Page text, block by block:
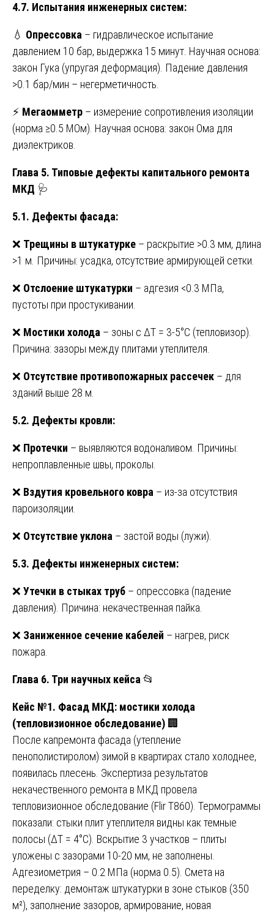
4.7. Испытания инженерных систем:
💧 Опрессовка – гидравлическое испытание
давлением 10 бар, выдержка 15 минут. Научная основа:
закон Гука (упругая деформация). Падение давления
>0.1 бар/мин – негерметичность.
⚡ Мегаомметр – измерение сопротивления изоляции
(норма ≥0.5 МОм). Научная основа: закон Ома для
диэлектриков.
Глава 5. Типовые дефекты капитального ремонта
МКД 🩺
5.1. Дефекты фасада:
❌ Трещины в штукатурке – раскрытие >0.3 мм, длина
>1 м. Причины: усадка, отсутствие армирующей сетки.
❌ Отслоение штукатурки – адгезия <0.3 МПа,
пустоты при простукивании.
❌ Мостики холода – зоны с ΔT = 3-5°C (тепловизор).
Причина: зазоры между плитами утеплителя.
❌ Отсутствие противопожарных рассечек – для
зданий выше 28 м.
5.2. Дефекты кровли:
❌ Протечки – выявляются водоналивом. Причины:
непроплавленные швы, проколы.
❌ Вздутия кровельного ковра – из-за отсутствия
пароизоляции.
❌ Отсутствие уклона – застой воды (лужи).
5.3. Дефекты инженерных систем:
❌ Утечки в стыках труб – опрессовка (падение
давления). Причина: некачественная пайка.
❌ Заниженное сечение кабелей – нагрев, риск
пожара.
Глава 6. Три научных кейса 📂
Кейс №1. Фасад МКД: мостики холода
(тепловизионное обследование) 🏢
После капремонта фасада (утепление
пенополистиролом) зимой в квартирах стало холоднее,
появилась плесень. Экспертиза результатов
некачественного ремонта в МКД провела
тепловизионное обследование (Flir T860). Термограммы
показали: стыки плит утеплителя видны как темные
полосы (ΔT = 4°C). Вскрытие 3 участков – плиты
уложены с зазорами 10-20 мм, не заполнены.
Адгезиометрия – 0.2 МПа (норма 0.5). Смета на
переделку: демонтаж штукатурки в зоне стыков (350
м²), заполнение зазоров, армирование, новая